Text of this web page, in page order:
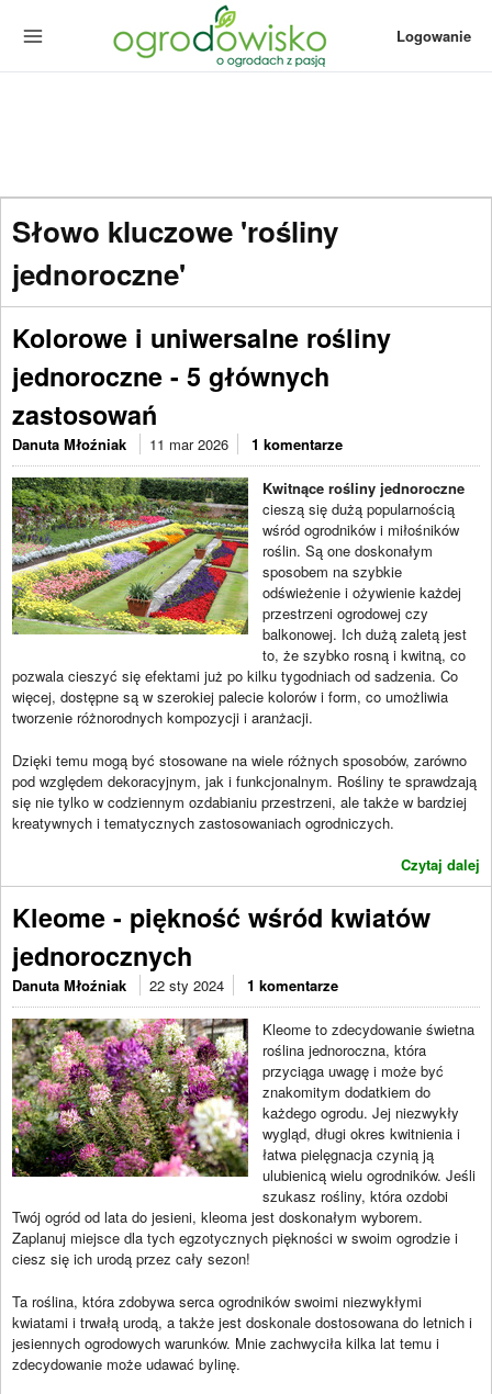
Logowanie
Słowo kluczowe 'rośliny
jednoroczne'
Kolorowe i uniwersalne rośliny
jednoroczne - 5 głównych
zastosowań
Danuta Młoźniak 11 mar 2026 1 komentarze
Kwitnące rośliny jednoroczne
cieszą się dużą popularnością
wśród ogrodników i miłośników
roślin. Są one doskonałym
sposobem na szybkie
odświeżenie i ożywienie każdej
przestrzeni ogrodowej czy
balkonowej. Ich dużą zaletą jest
to, że szybko rosną i kwitną, co
pozwala cieszyć się efektami już po kilku tygodniach od sadzenia. Co
więcej, dostępne są w szerokiej palecie kolorów i form, co umożliwia
tworzenie różnorodnych kompozycji i aranżacji.
Dzięki temu mogą być stosowane na wiele różnych sposobów, zarówno
pod względem dekoracyjnym, jak i funkcjonalnym. Rośliny te sprawdzają
się nie tylko w codziennym ozdabianiu przestrzeni, ale także w bardziej
kreatywnych i tematycznych zastosowaniach ogrodniczych.
Czytaj dalej
Kleome - piękność wśród kwiatów
jednorocznych
Danuta Młoźniak 22 sty 2024 1 komentarze
Kleome to zdecydowanie świetna
roślina jednoroczna, która
przyciąga uwagę i może być
znakomitym dodatkiem do
każdego ogrodu. Jej niezwykły
wygląd, długi okres kwitnienia i
łatwa pielęgnacja czynią ją
ulubienicą wielu ogrodników. Jeśli
szukasz rośliny, która ozdobi
Twój ogród od lata do jesieni, kleoma jest doskonałym wyborem.
Zaplanuj miejsce dla tych egzotycznych piękności w swoim ogrodzie i
ciesz się ich urodą przez cały sezon!
Ta roślina, która zdobywa serca ogrodników swoimi niezwykłymi
kwiatami i trwałą urodą, a także jest doskonale dostosowana do letnich i
jesiennych ogrodowych warunków. Mnie zachwyciła kilka lat temu i
zdecydowanie może udawać bylinę.